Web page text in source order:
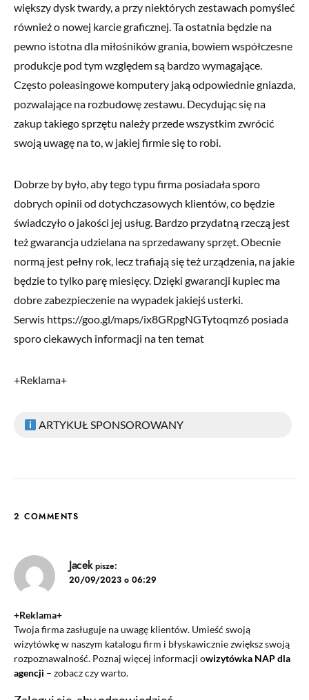
większy dysk twardy, a przy niektórych zestawach pomyśleć
również o nowej karcie graficznej. Ta ostatnia będzie na
pewno istotna dla miłośników grania, bowiem współczesne
produkcje pod tym względem są bardzo wymagające.
Często poleasingowe komputery jaką odpowiednie gniazda,
pozwalające na rozbudowę zestawu. Decydując się na
zakup takiego sprzętu należy przede wszystkim zwrócić
swoją uwagę na to, w jakiej firmie się to robi.
Dobrze by było, aby tego typu firma posiadała sporo
dobrych opinii od dotychczasowych klientów, co będzie
świadczyło o jakości jej usług. Bardzo przydatną rzeczą jest
też gwarancja udzielana na sprzedawany sprzęt. Obecnie
normą jest pełny rok, lecz trafiają się też urządzenia, na jakie
będzie to tylko parę miesięcy. Dzięki gwarancji kupiec ma
dobre zabezpieczenie na wypadek jakiejś usterki.
Serwis https://goo.gl/maps/ix8GRpgNGTytoqmz6 posiada
sporo ciekawych informacji na ten temat
+Reklama+
ARTYKUŁ SPONSOROWANY
2 COMMENTS
Jacekpisze:
20/09/2023 o 06:29
+Reklama+
Twoja firma zasługuje na uwagę klientów. Umieść swoją
wizytówkę w naszym katalogu firm i błyskawicznie zwiększ swoją
rozpoznawalność. Poznaj więcej informacji owizytówka NAP dla
agencji – zobacz czy warto.